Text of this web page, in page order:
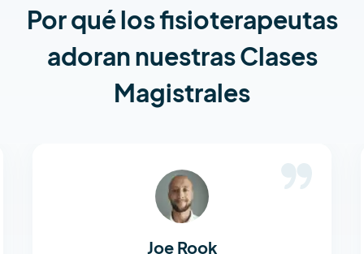
Por qué los fisioterapeutas
adoran nuestras Clases
Magistrales
Joe Rook